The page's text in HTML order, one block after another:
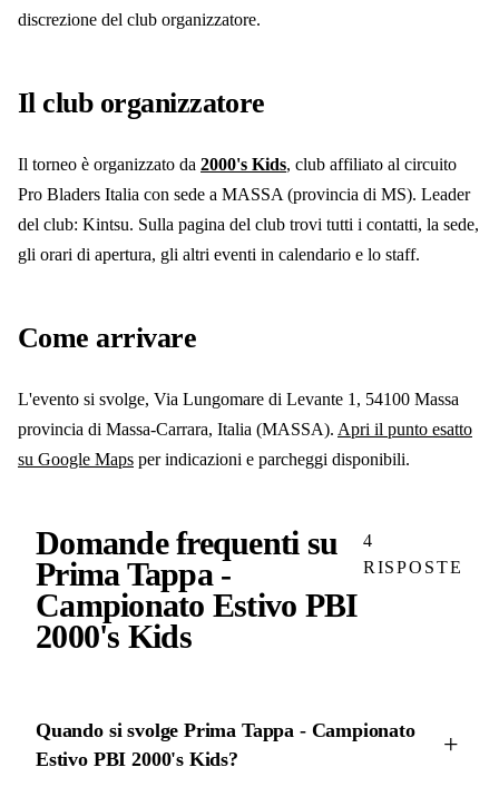
discrezione del club organizzatore.
Il club organizzatore
Il torneo è organizzato da 2000's Kids, club affiliato al circuito
Pro Bladers Italia con sede a MASSA (provincia di MS). Leader
del club: Kintsu. Sulla pagina del club trovi tutti i contatti, la sede,
gli orari di apertura, gli altri eventi in calendario e lo staff.
Come arrivare
L'evento si svolge, Via Lungomare di Levante 1, 54100 Massa
provincia di Massa-Carrara, Italia (MASSA). Apri il punto esatto
su Google Maps per indicazioni e parcheggi disponibili.
Domande frequenti su
Prima Tappa -
Campionato Estivo PBI
2000's Kids
4
RISPOSTE
Quando si svolge Prima Tappa - Campionato
Estivo PBI 2000's Kids?